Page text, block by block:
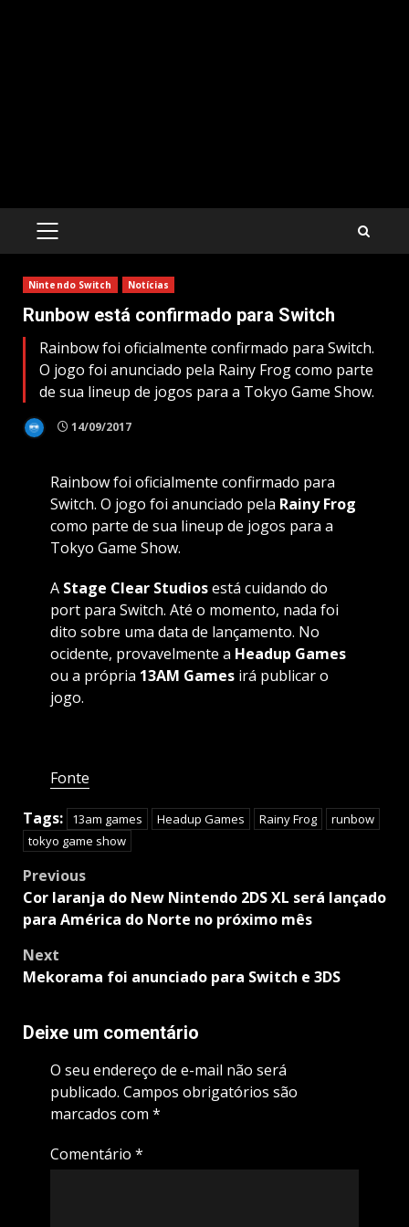
PRIMARY
Nintendo Switch Notícias
Runbow está confirmado para Switch
Rainbow foi oficialmente confirmado para Switch.
O jogo foi anunciado pela Rainy Frog como parte
de sua lineup de jogos para a Tokyo Game Show.
14/09/2017
Rainbow foi oficialmente confirmado para
Switch. O jogo foi anunciado pela Rainy Frog
como parte de sua lineup de jogos para a
Tokyo Game Show.
A Stage Clear Studiosestá cuidando do
port para Switch. Até o momento, nada foi
dito sobre uma data de lançamento. No
ocidente, provavelmente a Headup Games
ou a própria 13AM Gamesirá publicar o
jogo.
Fonte
Tags:
13am games Headup Games Rainy Frog
runbow
tokyo game show
Post
navigation
Previous
Cor laranja do New Nintendo 2DS XL será lançado
para América do Norte no próximo mês
Next
Mekorama foi anunciado para Switch e 3DS
Deixe um comentário
O seu endereço de e-mail não será
publicado. Campos obrigatórios são
marcados com *
Comentário *